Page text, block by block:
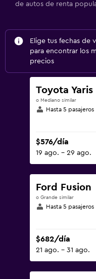
de autos de renta
Elige tus fechas de
para encontrar los
precios
Toyota Yaris
o Mediano similar
Hasta 5 pasajeros
$576/día
19 ago. - 29 ago.
Ford Fusion
o Grande similar
Hasta 5 pasajeros
$682/día
21 ago. - 31 ago.